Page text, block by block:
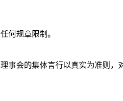
何规章限制。
事会的集体言行以真实为准则，